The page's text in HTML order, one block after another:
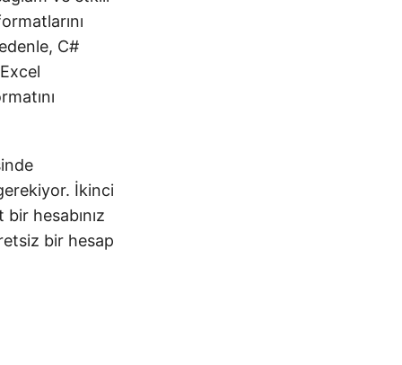
C#
İkinci
hesabınız
bir hesap